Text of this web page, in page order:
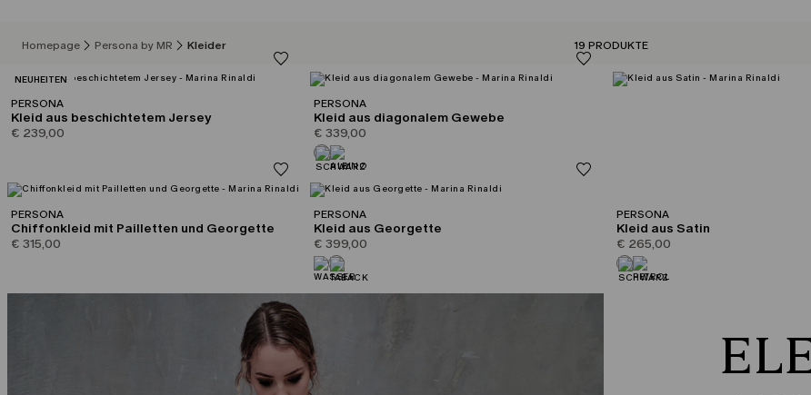
Homepage Persona by MR Kleider 19 PRODUKTE
KATEGORIE:
NEUHEITEN
PERSONA
Kleid aus beschichtetem Jersey
€ 239,00
PERSONA
Kleid aus diagonalem Gewebe
€ 339,00
PERSONA
Chiffonkleid mit Pailletten und Georgette
€ 315,00
PERSONA
Kleid aus Georgette
€ 399,00
PERSONA
Kleid aus Satin
€ 265,00